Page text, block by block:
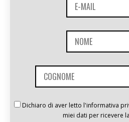
Dichiaro di aver letto l'informativa
miei dati per ricevere